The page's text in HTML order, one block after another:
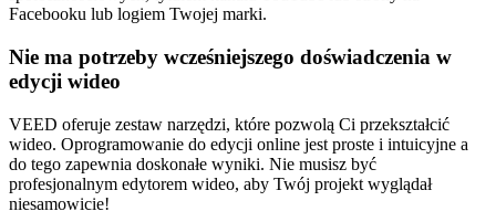
Facebooku lub logiem Twojej marki.
Nie ma potrzeby wcześniejszego doświadczenia w
edycji wideo
VEED oferuje zestaw narzędzi, które pozwolą Ci przekształcić
wideo. Oprogramowanie do edycji online jest proste i intuicyjne a
do tego zapewnia doskonałe wyniki. Nie musisz być
profesjonalnym edytorem wideo, aby Twój projekt wyglądał
niesamowicie!